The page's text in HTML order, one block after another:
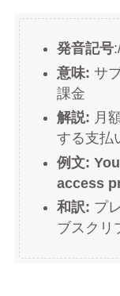
発音記号
意味: サ
課金
解説: 月
する支払
例文:
access
和訳: プ
ブスクリ